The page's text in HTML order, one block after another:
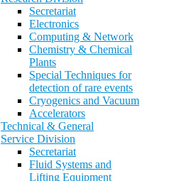
Secretariat
Electronics
Computing & Network
Chemistry & Chemical
Plants
Special Techniques for
detection of rare events
Cryogenics and Vacuum
Accelerators
Technical & General
Service Division
Secretariat
Fluid Systems and
Lifting Equipment